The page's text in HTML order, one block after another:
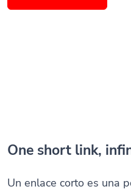
One short link,
Un enlace corto es una